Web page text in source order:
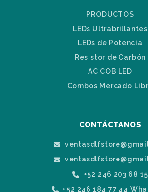
PRODUCTOS
LEDs Ultrabrillantes
LEDs de Potencia
Resistor de Carbón
AC COB LED
Combos Mercado
CONTÁCTANOS
+52 246 203 68 15
+52 246 184 77 44